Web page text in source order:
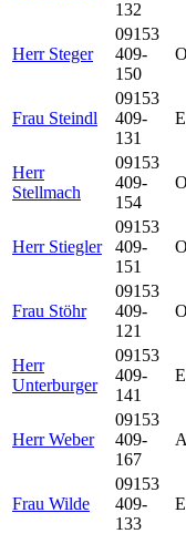
132
Herr Steger
09153
409-
150
Frau Steindl
09153
409-
131
Herr
Stellmach
09153
409-
154
Herr Stiegler
09153
409-
151
Frau Stöhr
09153
409-
121
Herr
Unterburger
09153
409-
141
Herr Weber
09153
409-
167
Frau Wilde
09153
409-
133